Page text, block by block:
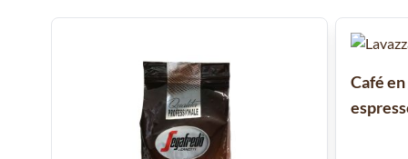
Il est possible de naviguer entre les éléments du
Cliquer pour passer le carrousel
Café